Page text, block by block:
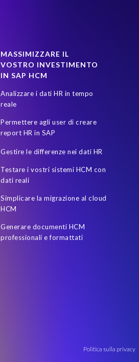
MASSIMIZZARE IL
VOSTRO INVESTIMENTO
IN SAP HCM
Analizzare i dati HR in tempo
reale
Permettere agli user di creare
report HR in SAP
Gestire le differenze nei dati HR
Testare i vostri sistemi HCM con
dati reali
Simplicare la migrazione al cloud
HCM
Generare documenti HCM
professionali e formattati
Politica sulla privacy